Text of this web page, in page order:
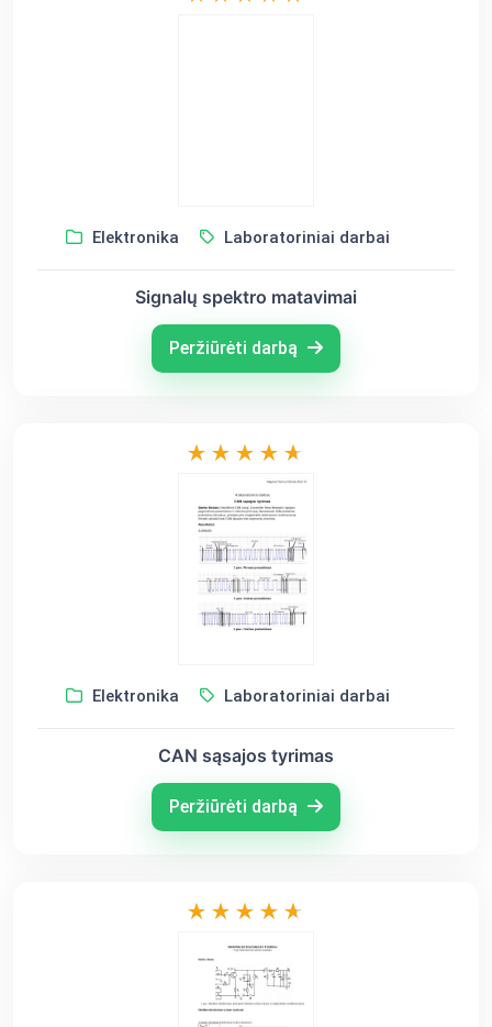
Elektronika Laboratoriniai darbai
Signalų spektro matavimai
Peržiūrėti darbą
Elektronika Laboratoriniai darbai
CAN sąsajos tyrimas
Peržiūrėti darbą